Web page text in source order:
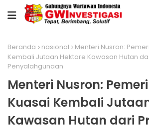
Beranda nasional
Menteri Nusron:
Kembali Jutaan Hektare Kawasan Hutan
Penyalahgunaan
Menteri Nusron:
Kuasai Kembali
Kawasan Hutan dari